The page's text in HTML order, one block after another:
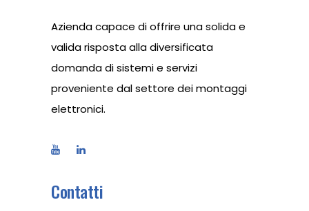
Azienda capace di offrire una solida e
valida risposta alla diversificata
domanda di sistemi e servizi
proveniente dal settore dei montaggi
elettronici.
Contatti